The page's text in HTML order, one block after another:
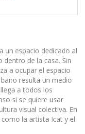
un espacio dedicado al
de la casa. Sin
a ocupar el espacio
resulta un medio
a todos los
si se quiere usar
visual colectiva. En
la artista Icat y el